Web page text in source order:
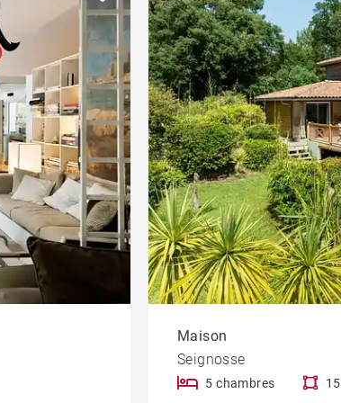
Sur golf
Maison
Seignosse
5 chambres